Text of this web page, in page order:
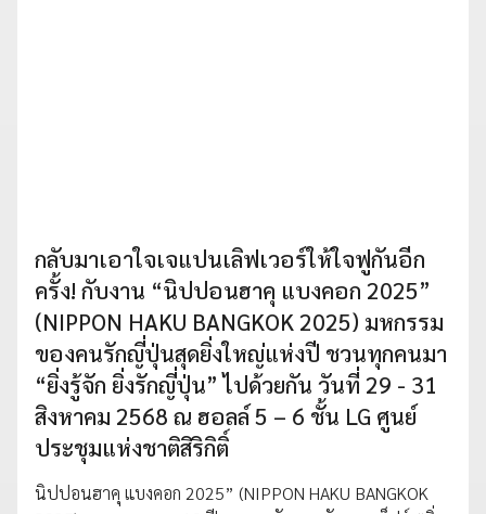
กลับมาเอาใจเจแปนเลิฟเวอร์ให้ใจฟูกันอีก
ครั้ง! กับงาน “นิปปอนฮาคุ แบงคอก 2025”
(NIPPON HAKU BANGKOK 2025) มหกรรม
ของคนรักญี่ปุ่นสุดยิ่งใหญ่แห่งปี ชวนทุกคนมา
“ยิ่งรู้จัก ยิ่งรักญี่ปุ่น” ไปด้วยกัน วันที่ 29 - 31
สิงหาคม 2568 ณ ฮอลล์ 5 – 6 ชั้น LG ศูนย์
ประชุมแห่งชาติสิริกิติ์
นิปปอนฮาคุ แบงคอก 2025” (NIPPON HAKU BANGKOK